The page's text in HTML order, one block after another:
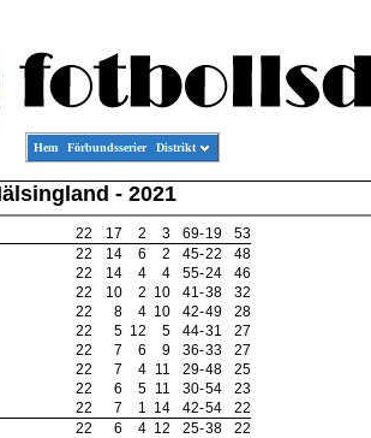
Hem Förbundsserier Distrikt
- 2021
22 17 2 3 69-19
53
22 14 6 2 45-22
48
22 14 4 4 55-24
46
22 10 2 10 41-38
32
22 8 4 10 42-49
28
22 5 12 5 44-31
27
22 7 6 9 36-33
27
22 7 4 11 29-48
25
22 6 5 11 30-54
23
22 7 1 14 42-54
22
22 6 4 12 25-38
22